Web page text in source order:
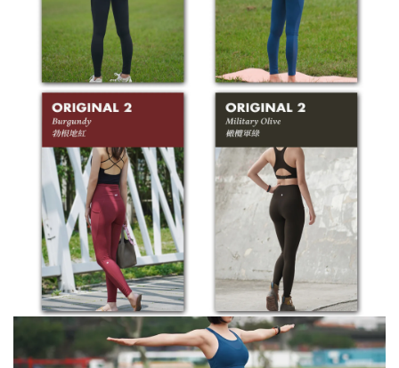
※ 此款布料為特殊處理材質，洗滌時強烈建議
反面放入洗衣袋
※ 正確的洗滌方式將大大地影響產品壽命